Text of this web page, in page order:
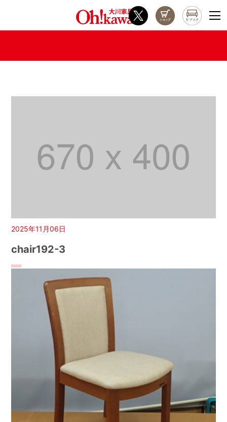
2025年11月06日
chair192-3